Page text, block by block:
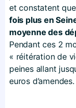
et constatent que
fois plus en
moyenne des
Pendant ces 2
« réitération de
peines allant
euros d’amendes.